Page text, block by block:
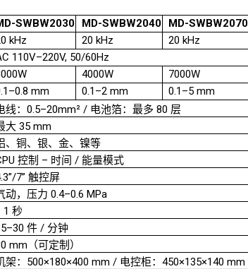
SWBW2030 MD-SWBW2040 MD-SWBW2070
kHz 20 kHz 20 kHz
110V–220V, 50/60Hz
4000W 7000W
mm 0.1–2 mm 0.1–5 mm
线：0.5–20mm² / 电池箔：最多 80 层
大 35 mm
、铜、银、金、镍等
控制 – 时间 / 能量模式
7” 触控屏
动，压力 0.4–0.6 MPa
1 秒
件 / 分钟
mm（可定制）
架：500×180×400 mm / 电控柜：450×135×140 mm